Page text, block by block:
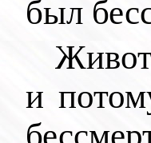
был
и